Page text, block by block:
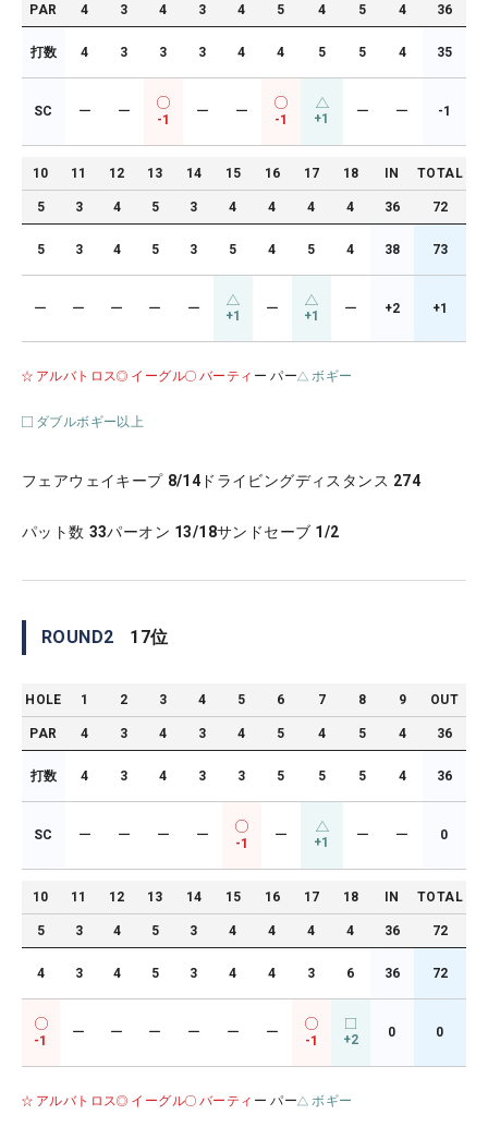
PAR 4 3 4 3 4 5 4 5 4 36
打数 4 3 3 3 4 4 5 5 4 35
SC ー ー
-1
ー ー
-1 +1 ー ー -1
10 11 12 13 14 15 16 17 18 IN TOTAL
5 3 4 5 3 4 4 4 4 36 72
5 3 4 5 3 5 4 5 4 38 73
ー ー ー ー ー +1 ー +1 ー +2 +1
アルバトロス イーグル バーティ ー パー ボギー
ダブルボギー以上
フェアウェイキープ 8/14 ドライビングディスタンス 274
パット数 33パーオン 13/18サンドセーブ 1/2
ROUND2 17位
HOLE 1 2 3 4 5 6 7 8 9 OUT
PAR 4 3 4 3 4 5 4 5 4 36
打数 4 3 4 3 3 5 5 5 4 36
SC ー ー ー ー
-1
ー +1 ー ー 0
10 11 12 13 14 15 16 17 18 IN TOTAL
5 3 4 5 3 4 4 4 4 36 72
4 3 4 5 3 4 4 3 6 36 72
-1
ー ー ー ー ー ー
-1 +2 0 0
アルバトロス イーグル バーティ ー パー ボギー